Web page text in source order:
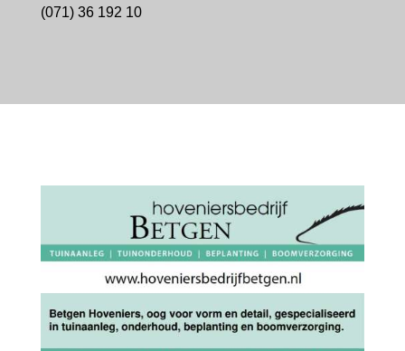
(071) 36 192 10